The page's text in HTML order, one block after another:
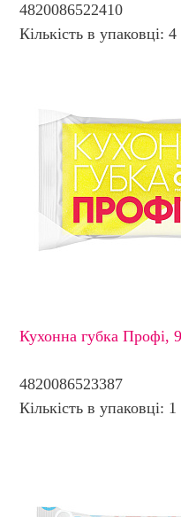
4820086522410
Кількість в упаковці:
Кухонна губка Профі,
4820086523387
Кількість в упаковці: